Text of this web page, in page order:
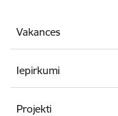
Vakances
Iepirkumi
Projekti